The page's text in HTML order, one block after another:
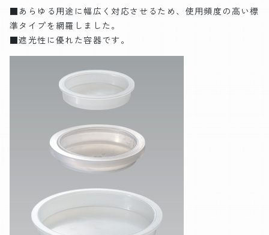
■あらゆる用途に幅広く対応させるため、使用頻度の高い標
準タイプを網羅しました。
■遮光性に優れた容器です。